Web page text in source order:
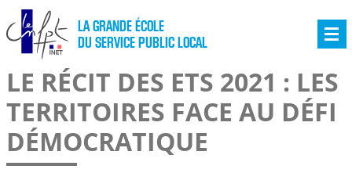
LA GRANDE ÉCOLE
DU SERVICE PUBLIC LOCAL
LE RÉCIT DES ETS 2021 : LES
TERRITOIRES FACE AU DÉFI
DÉMOCRATIQUE